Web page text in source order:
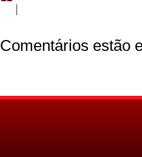
Comentários estão